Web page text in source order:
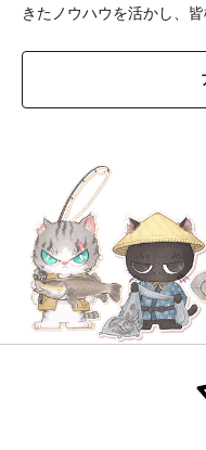
きたノウハウを活かし、